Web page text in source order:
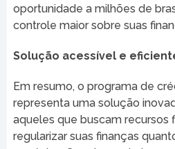
oportunidade a milhões de
controle maior sobre suas
Solução acessível e
Em resumo, o programa de
representa uma solução
aqueles que buscam recursos
regularizar suas finanças